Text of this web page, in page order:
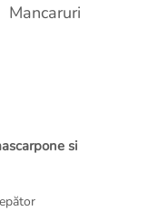
Mancaruri
si